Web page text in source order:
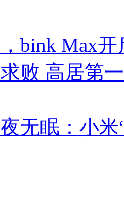
bink Max
败 高居第
无眠：小